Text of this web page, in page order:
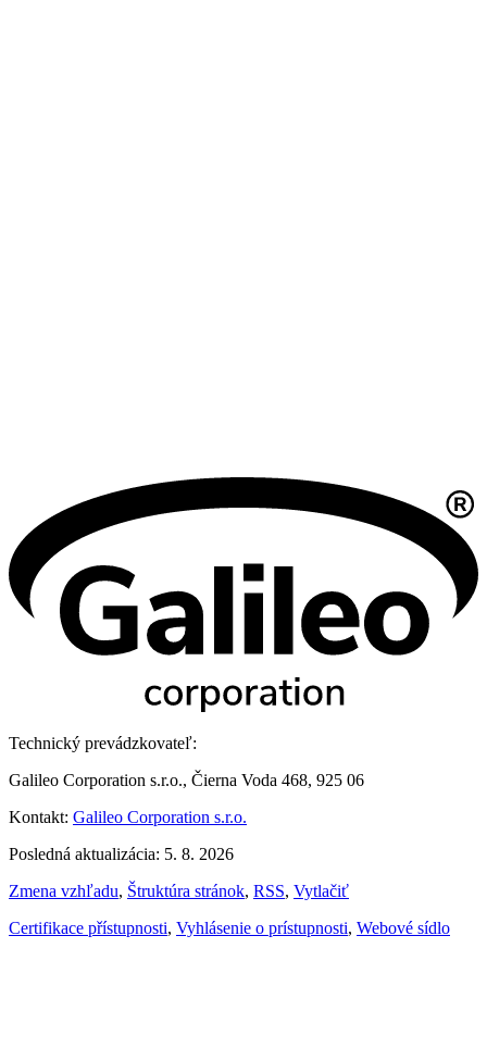
Technický prevádzkovateľ:
Galileo Corporation s.r.o., Čierna Voda 468, 925 06
Kontakt: Galileo Corporation s.r.o.
Posledná aktualizácia: 5. 8. 2026
Zmena vzhľadu, Štruktúra stránok, RSS, Vytlačiť
Certifikace přístupnosti, Vyhlásenie o prístupnosti, Webové sídlo